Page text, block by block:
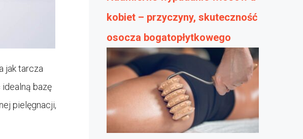
jak tarcza
bazę
pielęgnacji,
kobiet – przyczyny, skuteczność
osocza bogatopłytkowego